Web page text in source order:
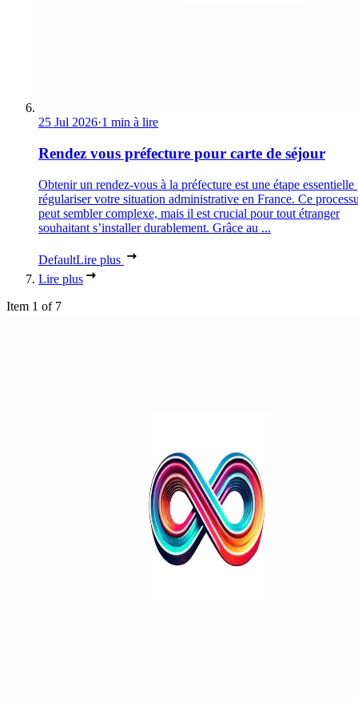
25 Jul 2026·1 min à lire
Rendez vous préfecture pour carte de séjour
Obtenir un rendez-vous à la préfecture est une étape essentielle
régulariser votre situation administrative en France. Ce
peut sembler complexe, mais il est crucial pour tout étranger
souhaitant s’installer durablement. Grâce au ...
DefaultLire plus
Lire plus
Item 1 of 7